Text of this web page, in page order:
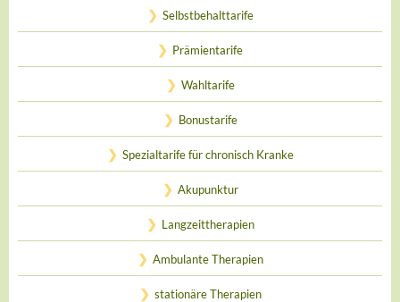
Selbstbehalttarife
Prämientarife
Wahltarife
Bonustarife
Spezialtarife für chronisch Kranke
Akupunktur
Langzeittherapien
Ambulante Therapien
stationäre Therapien